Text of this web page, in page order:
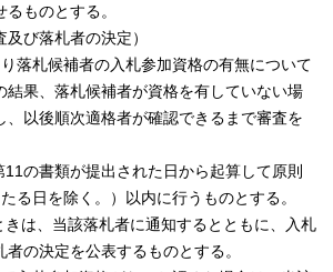
ものとする。
及び落札者の決定）
落札候補者の入札参加資格の有無について
結果、落札候補者が資格を有していない場
、以後順次適格者が確認できるまで審査を
の書類が提出された日から起算して原則
る日を除く。）以内に行うものとする。
は、当該落札者に通知するとともに、入札
の決定を公表するものとする。